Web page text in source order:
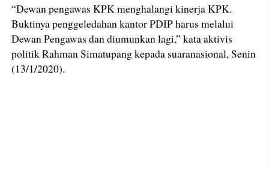
“Dewan pengawas KPK menghalangi kinerja KPK.
Buktinya penggeledahan kantor PDIP harus melalui
Dewan Pengawas dan diumunkan lagi,” kata aktivis
politik Rahman Simatupang kepada suaranasional, Senin
(13/1/2020).